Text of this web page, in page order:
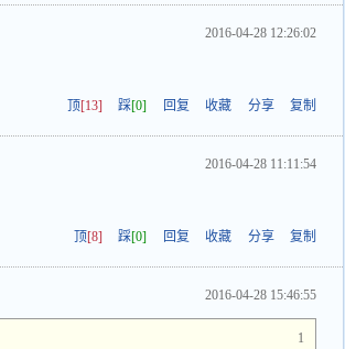
2016-04-28 12:26:02
顶[13] 踩[0] 回复 收藏 分享 复制
2016-04-28 11:11:54
顶[8] 踩[0] 回复 收藏 分享 复制
2016-04-28 15:46:55
1